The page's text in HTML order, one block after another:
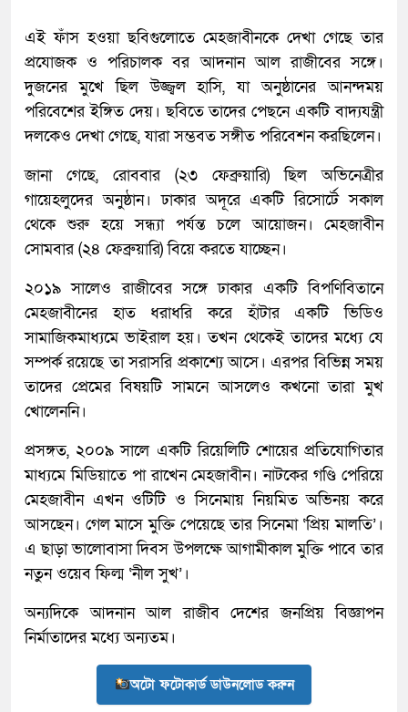
এই ফাঁস হওয়া ছবিগুলোতে মেহজাবীনকে দেখা গেছে তার
প্রযোজক ও পরিচালক বর আদনান আল রাজীবের সঙ্গে।
দুজনের মুখে ছিল উজ্জ্বল হাসি, যা অনুষ্ঠানের আনন্দময়
পরিবেশের ইঙ্গিত দেয়। ছবিতে তাদের পেছনে একটি বাদ্যযন্ত্রী
দলকেও দেখা গেছে, যারা সম্ভবত সঙ্গীত পরিবেশন করছিলেন।
জানা গেছে, রোববার (২৩ ফেব্রুয়ারি) ছিল অভিনেত্রীর
গায়েহলুদের অনুষ্ঠান। ঢাকার অদূরে একটি রিসোর্টে সকাল
থেকে শুরু হয়ে সন্ধ্যা পর্যন্ত চলে আয়োজন। মেহজাবীন
সোমবার (২৪ ফেব্রুয়ারি) বিয়ে করতে যাচ্ছেন।
২০১৯ সালেও রাজীবের সঙ্গে ঢাকার একটি বিপণিবিতানে
মেহজাবীনের হাত ধরাধরি করে হাঁটার একটি ভিডিও
সামাজিকমাধ্যমে ভাইরাল হয়। তখন থেকেই তাদের মধ্যে যে
সম্পর্ক রয়েছে তা সরাসরি প্রকাশ্যে আসে। এরপর বিভিন্ন সময়
তাদের প্রেমের বিষয়টি সামনে আসলেও কখনো তারা মুখ
খোলেননি।
প্রসঙ্গত, ২০০৯ সালে একটি রিয়েলিটি শোয়ের প্রতিযোগিতার
মাধ্যমে মিডিয়াতে পা রাখেন মেহজাবীন। নাটকের গণ্ডি পেরিয়ে
মেহজাবীন এখন ওটিটি ও সিনেমায় নিয়মিত অভিনয় করে
আসছেন। গেল মাসে মুক্তি পেয়েছে তার সিনেমা ‘প্রিয় মালতি’।
এ ছাড়া ভালোবাসা দিবস উপলক্ষে আগামীকাল মুক্তি পাবে তার
নতুন ওয়েব ফিল্ম ‘নীল সুখ’।
অন্যদিকে আদনান আল রাজীব দেশের জনপ্রিয় বিজ্ঞাপন
নির্মাতাদের মধ্যে অন্যতম।
অটো ফটোকার্ড ডাউনলোড করুন